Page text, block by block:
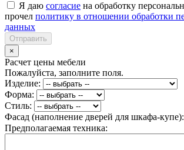
Я даю согласие на обработку
прочел политику в отношении обработки
данных
Отправить
×
Расчет цены мебели
Пожалуйста, заполните поля.
Изделие:
Форма:
Стиль:
Фасад (наполнение дверей для шкафа-купе):
Предполагаемая техника: